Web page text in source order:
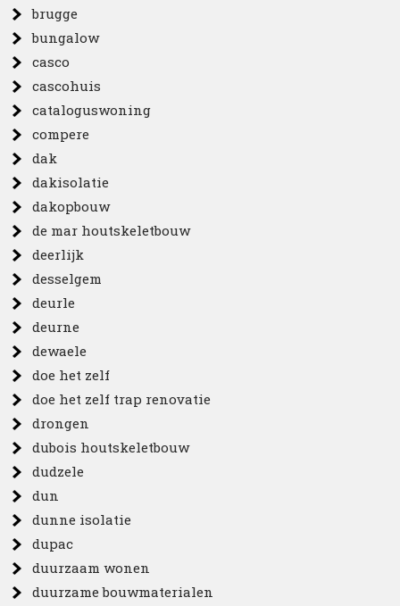
brugge
bungalow
casco
cascohuis
cataloguswoning
compere
dak
dakisolatie
dakopbouw
de mar houtskeletbouw
deerlijk
desselgem
deurle
deurne
dewaele
doe het zelf
doe het zelf trap renovatie
drongen
dubois houtskeletbouw
dudzele
dun
dunne isolatie
dupac
duurzaam wonen
duurzame bouwmaterialen